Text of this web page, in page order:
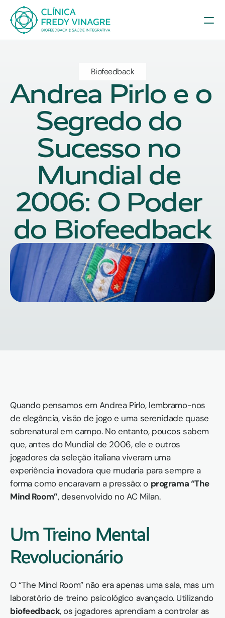
Biofeedback
Andrea Pirlo e o
Segredo do
Sucesso no
Mundial de
2006: O Poder
do Biofeedback
Quando pensamos em Andrea Pirlo, lembramo-nos
de elegância, visão de jogo e uma serenidade quase
sobrenatural em campo. No entanto, poucos sabem
que, antes do Mundial de 2006, ele e outros
jogadores da seleção italiana viveram uma
experiência inovadora que mudaria para sempre a
forma como encaravam a pressão: o programa “The
Mind Room”, desenvolvido no AC Milan.
Um Treino Mental
Revolucionário
O “The Mind Room” não era apenas uma sala, mas um
biofeedback, os jogadores aprendiam a controlar as